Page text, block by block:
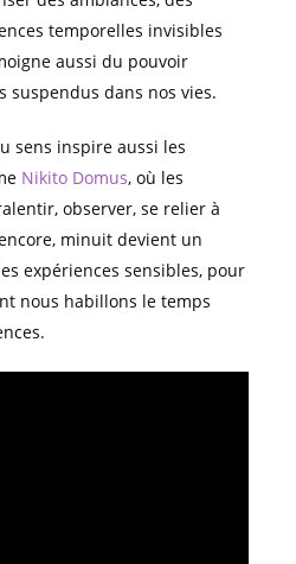
temporelles invisibles
aussi du pouvoir
suspendus dans nos vies.
sens inspire aussi les
Nikito Domus, où les
observer, se relier à
minuit devient un
expériences sensibles, pour
nous habillons le temps